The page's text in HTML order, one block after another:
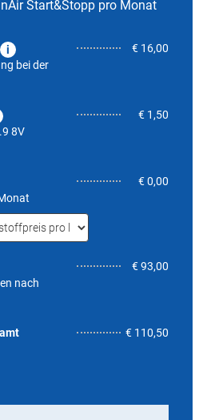
Start&Stopp pro Monat
bei der
€ 16,00
8V
€ 1,50
€ 0,00
nach
€ 93,00
€ 110,50